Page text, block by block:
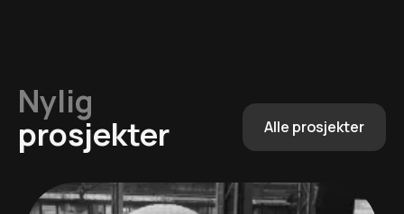
Nylig
prosjekter
Alle prosjekter